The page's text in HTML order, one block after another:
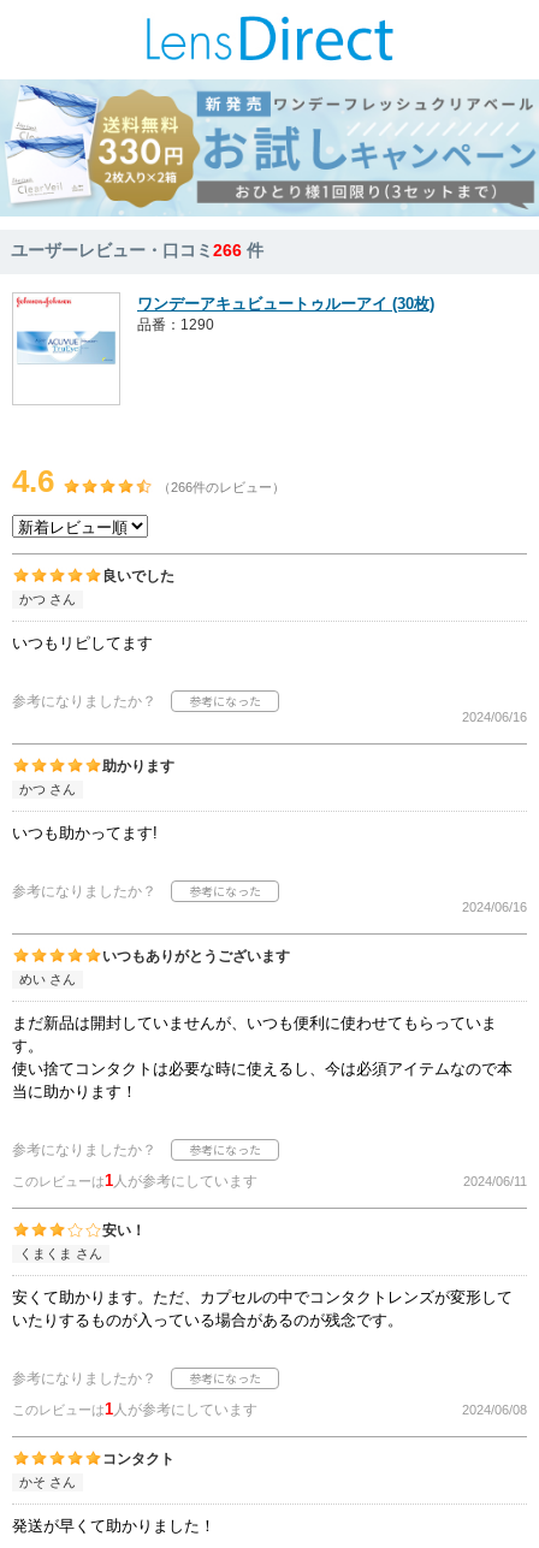
ユーザーレビュー・口コミ266 件
ワンデーアキュビュートゥルーアイ (30枚)
品番：1290
4.6 （266件のレビュー）
良いでした
かつ さん
いつもリピしてます
参考になりましたか？
2024/06/16
助かります
かつ さん
いつも助かってます!
参考になりましたか？
2024/06/16
いつもありがとうございます
めい さん
まだ新品は開封していませんが、いつも便利に使わせてもらっていま
す。
使い捨てコンタクトは必要な時に使えるし、今は必須アイテムなので本
当に助かります！
参考になりましたか？
このレビューは1人が参考にしています 2024/06/11
安い！
くまくま さん
安くて助かります。ただ、カプセルの中でコンタクトレンズが変形して
いたりするものが入っている場合があるのが残念です。
参考になりましたか？
このレビューは1人が参考にしています 2024/06/08
コンタクト
かそ さん
発送が早くて助かりました！